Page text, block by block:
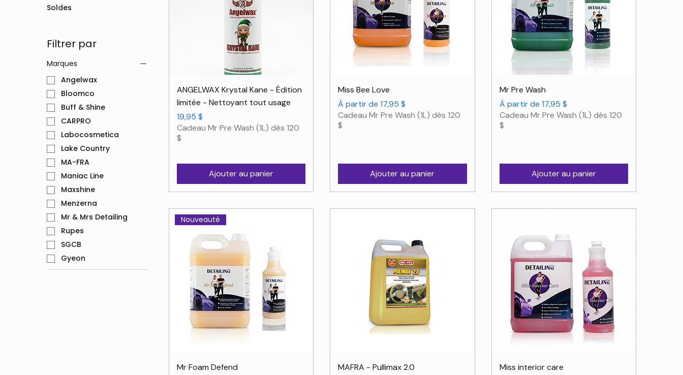
Soldes
Filtrer par
Marques
Angelwax
Bloomco
Buff & Shine
CARPRO
Labocosmetica
Lake Country
MA-FRA
Maniac Line
Maxshine
Menzerna
Mr & Mrs Detailing
Rupes
SGCB
Gyeon
Aperçu rapide
ANGELWAX Krystal Kane - Édition
limitée - Nettoyant tout usage
Prix
19,95 $
Cadeau Mr Pre Wash (1L) dès 120
$
Ajouter au panier
Aperçu rapide
Miss Bee Love
À partir de17,95 $
Prix promotionnel
Cadeau Mr Pre Wash (1L) dès 120
$
Ajouter au panier
Aperçu rapide
Mr Pre Wash
À partir de 17,95 $
Prix promotionnel
Cadeau Mr Pre Wash (1L) dès 120
$
Ajouter au panier
Aperçu rapide
Nouveauté
Mr Foam Defend
Aperçu rapide
MAFRA - Pullimax 2.0
Aperçu rapide
Miss interior care